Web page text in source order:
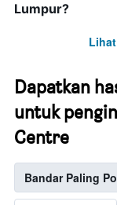
Lumpur?
Dapatkan
untuk
Centre
Bandar Paling